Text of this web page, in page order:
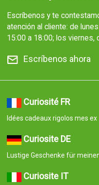
Escríbenos y te
atención al cliente: de
15:00 a 18:00; los viernes,
Escríbenos ahora
Curiosité FR
Idées cadeaux rigolos mes ex
Curiosite DE
Lustige Geschenke für
Curiosite IT